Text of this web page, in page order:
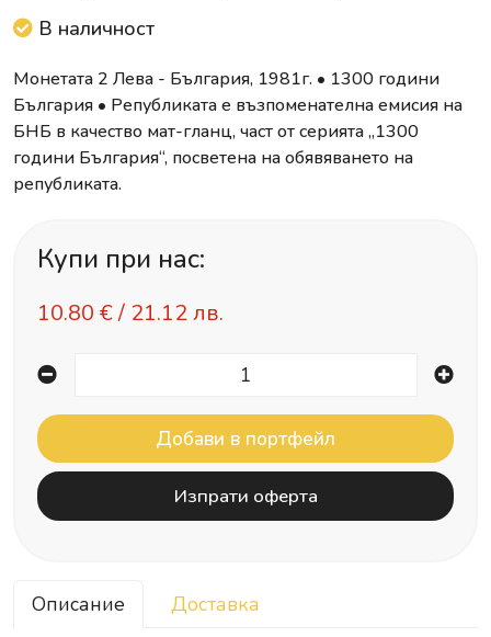
В наличност
Монетата 2 Лева - България, 1981г. • 1300 години
България • Републиката е възпоменателна емисия на
БНБ в качество мат-гланц, част от серията „1300
години България“, посветена на обявяването на
републиката.
Купи при нас:
10.80 € / 21.12 лв.
Изпрати оферта
Описание Доставка